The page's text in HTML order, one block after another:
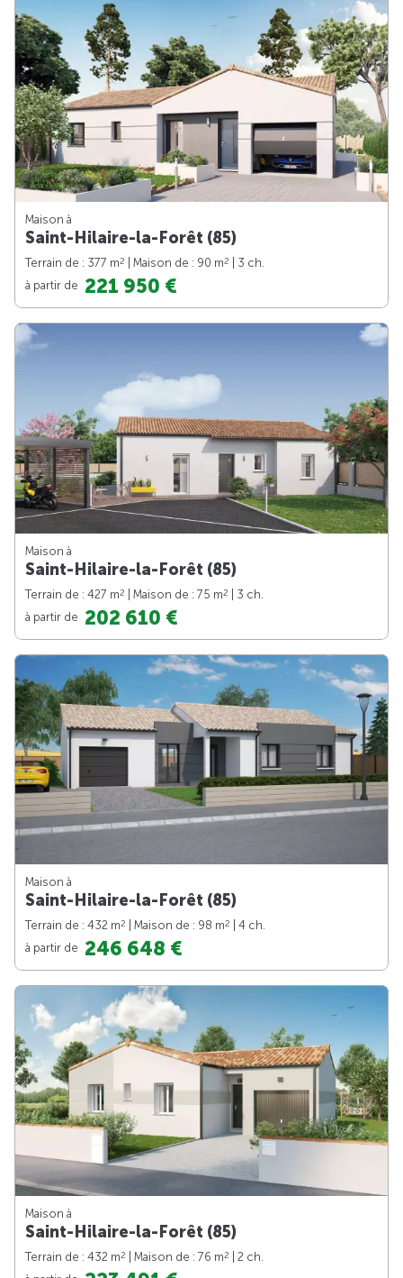
Maison à
Saint-Hilaire-la-Forêt (85)
Terrain de : 377 m2 | Maison de : 90 m2
| 3 ch.
à partir de 221 950 €
Maison à
Saint-Hilaire-la-Forêt (85)
Terrain de : 427 m2 | Maison de : 75 m2
| 3 ch.
à partir de 202 610 €
Maison à
Saint-Hilaire-la-Forêt (85)
Terrain de : 432 m2 | Maison de : 98 m2
| 4 ch.
à partir de 246 648 €
Maison à
Saint-Hilaire-la-Forêt (85)
Terrain de : 432 m2 | Maison de : 76 m2
| 2 ch.